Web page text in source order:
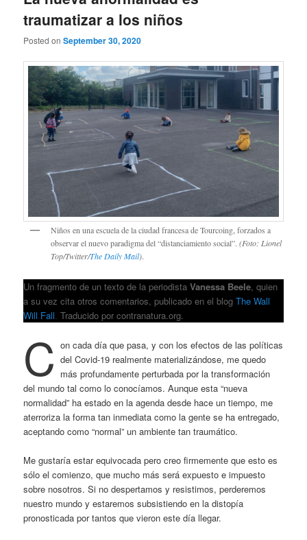
traumatizar a los niños
Posted onSeptember 30, 2020
Niños en una escuela de la ciudad francesa de Tourcoing, forzados a
observar el nuevo paradigma del “distanciamiento social”. (Foto: Lionel
Top/Twitter/The Daily Mail).
Un fragmento de un texto de la periodistaVanessa Beele, quien
a su vez cita otros comentarios, publicado en el blog The Wall
Will Fall.Traducido por contranatura.org.
C on cada día que pasa, y con los efectos de las políticas
del Covid-19 realmente materializándose, me quedo
más profundamente perturbada por la transformación
del mundo tal como lo conocíamos. Aunque esta “nueva
normalidad” ha estado en la agenda desde hace un tiempo, me
aterroriza la forma tan inmediata como la gente se ha entregado,
aceptando como “normal” un ambiente tan traumático.
Me gustaría estar equivocada pero creo firmemente que esto es
sólo el comienzo, que mucho más será expuesto e impuesto
sobre nosotros. Si no despertamos y resistimos, perderemos
nuestro mundo y estaremos subsistiendo en la distopía
pronosticada por tantos que vieron este día llegar.